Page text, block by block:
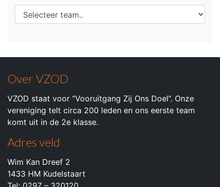
Over VZOD
VZOD staat voor “Vooruitgang Zij Ons Doel”. Onze
vereniging telt circa 200 leden en ons eerste team
komt uit in de 2e klasse.
Adres veld
Wim Kan Dreef 2
1433 HM Kudelstaart